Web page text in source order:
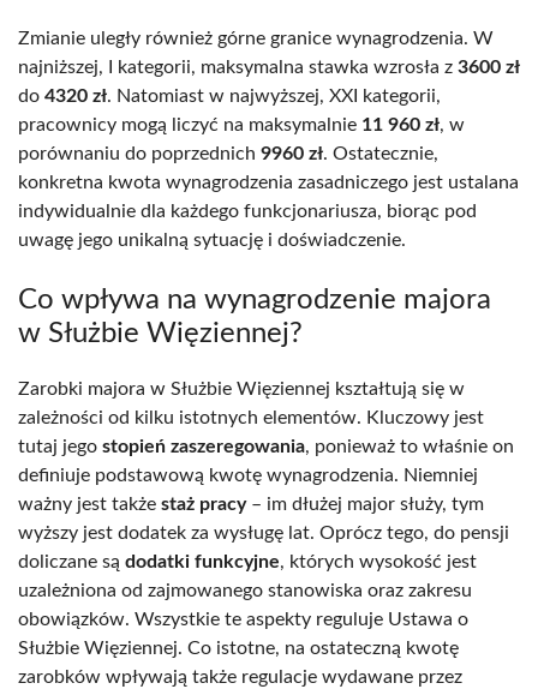
Zmianie uległy również górne granice wynagrodzenia. W
najniższej, I kategorii, maksymalna stawka wzrosła z 3600 zł
do 4320 zł. Natomiast w najwyższej, XXI kategorii,
pracownicy mogą liczyć na maksymalnie 11 960 zł, w
porównaniu do poprzednich 9960 zł. Ostatecznie,
konkretna kwota wynagrodzenia zasadniczego jest ustalana
indywidualnie dla każdego funkcjonariusza, biorąc pod
uwagę jego unikalną sytuację i doświadczenie.
Co wpływa na wynagrodzenie majora
w Służbie Więziennej?
Zarobki majora w Służbie Więziennej kształtują się w
zależności od kilku istotnych elementów. Kluczowy jest
tutaj jego stopień zaszeregowania, ponieważ to właśnie on
definiuje podstawową kwotę wynagrodzenia. Niemniej
ważny jest także staż pracy– im dłużej major służy, tym
wyższy jest dodatek za wysługę lat. Oprócz tego, do pensji
doliczane są dodatki funkcyjne, których wysokość jest
uzależniona od zajmowanego stanowiska oraz zakresu
obowiązków. Wszystkie te aspekty reguluje Ustawa o
Służbie Więziennej. Co istotne, na ostateczną kwotę
zarobków wpływają także regulacje wydawane przez